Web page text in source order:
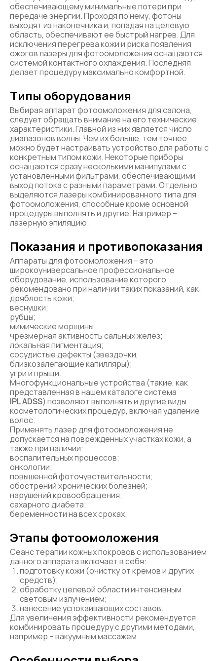
обеспечивающему минимальные потери при
передаче энергии. Проходя по нему, фотоны
выходят из наконечника и, попадая на целевую
область, обеспечивают ее быстрый нагрев. Для
исключения перегрева кожи и риска появления
ожогов лазеры для фотоомоложения оснащаются
системой контактного охлаждения. Последняя
делает процедуру максимально комфортной.
Типы оборудования
Выбирая аппарат фотоомоложения для салона,
следует обращать внимание на его технические
характеристики. Главной из них является число
диапазонов волны. Чем их больше, тем точнее
можно будет настраивать устройство для работы с
конкретным типом кожи. Некоторые приборы
оснащаются сразу несколькими манипулами с
установленными фильтрами, обеспечивающими
выход потока с разными параметрами. Отдельно
выделяются лазеры комбинированного типа для
фотоомоложения, способные кроме основной
процедуры выполнять и другие. Например –
лазерную эпиляцию.
Показания и противопоказания
Аппараты для фотоомоложения – это
широкоуниверсальное профессиональное
оборудование, использование которого
рекомендовано при наличии таких показаний, как:
дряблость кожи;
веснушки;
рубцы;
мимические морщины;
чрезмерная активность сальных желез;
локальная пигментация;
сосудистые дефекты (звездочки,
близкозалегающие капилляры);
угри и прыщи.
Многофункциональные устройства (такие, как
представленная в нашем каталоге система
IPL ADSS) позволяют выполнять и другие виды
косметологических процедур, включая удаление
волос.
Применять лазер для фотоомоложения не
допускается на поврежденных участках кожи, а
также при наличии:
воспалительных процессов;
онкологии;
повышенной фоточувствительности;
обострений хронических болезней;
нарушений кровообращения;
сахарного диабета;
беременности на всех сроках.
Этапы фотоомоложения
Сеанс терапии кожных покровов с использованием
данного аппарата включает в себя:
подготовку кожи (очистку от кремов и других
средств);
обработку целевой области интенсивным
световым излучением;
нанесение успокаивающих составов.
Для увеличения эффективности рекомендуется
комбинировать процедуру с другими методами,
например – вакуумным массажем.